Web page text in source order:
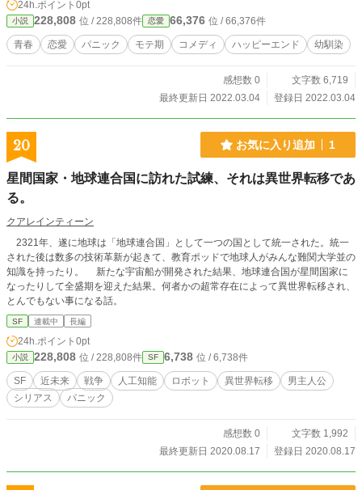
24h.ポイント 0pt
小説 228,808 位 / 228,808件 恋愛 66,376 位 / 66,376件
青春 恋愛 パニック モテ期 コメディ ハッピーエンド 幼馴染
感想数 0
文字数 6,719
最終更新日 2022.03.04
登録日 2022.03.04
20 お気に入り追加 1
星間国家・地球連合国に訪れた試練、それは異世界転移であ
る。
クアレインティーン
2321年、遂に地球は「地球連合国」として一つの国として統一された。統一
された後は数多の技術革新が起きて、教育ポッドで地球人がみんな難関大学並の
知識を持ったり。 新たな宇宙船が開発された結果、地球連合国が星間国家に
なったりして全盛期を迎えた結果。何者かの超常存在によって異世界転移され、
とんでもない事になる話。
SF 連載中 長編
24h.ポイント 0pt
小説 228,808 位 / 228,808件 SF 6,738 位 / 6,738件
SF 近未来 戦争 人工知能 ロボット 異世界転移
男主人公
シリアス
パニック
感想数 0
文字数 1,992
最終更新日 2020.08.17
登録日 2020.08.17